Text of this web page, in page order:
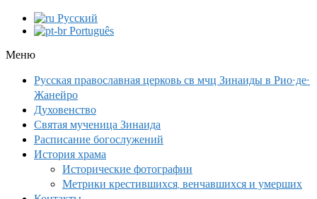
Русский
Português
Меню
Русская православная церковь св мчц Зинаиды в Рио-де-
Жанейро
Духовенство
Святая мученица Зинаида
Расписание богослужений
История храма
Исторические фотографии
Метрики крестившихся, венчавшихся и умерших